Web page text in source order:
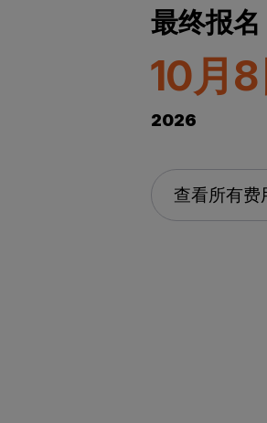
最终报名
10月8
2026
查看所有费